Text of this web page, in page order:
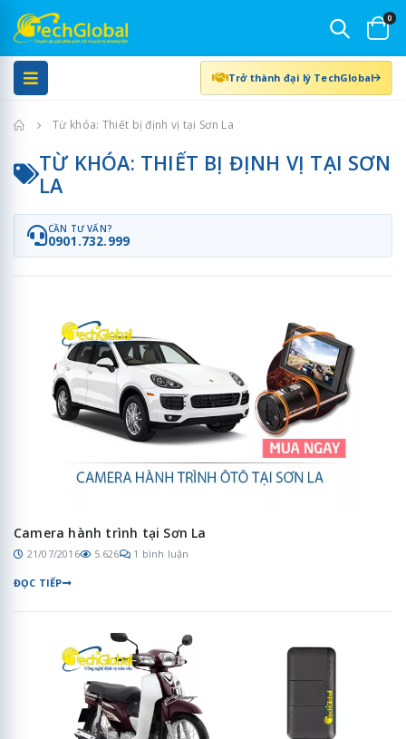
0
Trở thành đại lý TechGlobal
Trang chủTừ khóa: Thiết bị định vị tại Sơn La
TỪ KHÓA: THIẾT BỊ ĐỊNH VỊ TẠI SƠN
LA
CẦN TƯ VẤN?
0901.732.999
Camera hành trình tại Sơn La
21/07/2016 5.626 1 bình luận
ĐỌC TIẾP